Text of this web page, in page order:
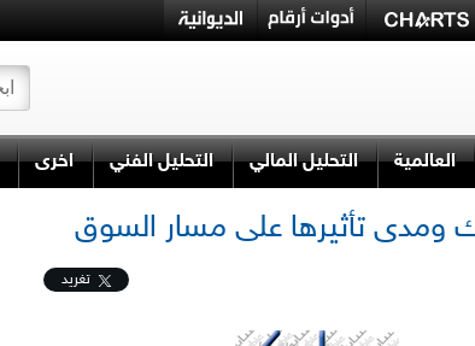
العالمية التحليل المالي التحليل الفني اخرى
ومدى تأثيرها على مسار السوق
تغريد